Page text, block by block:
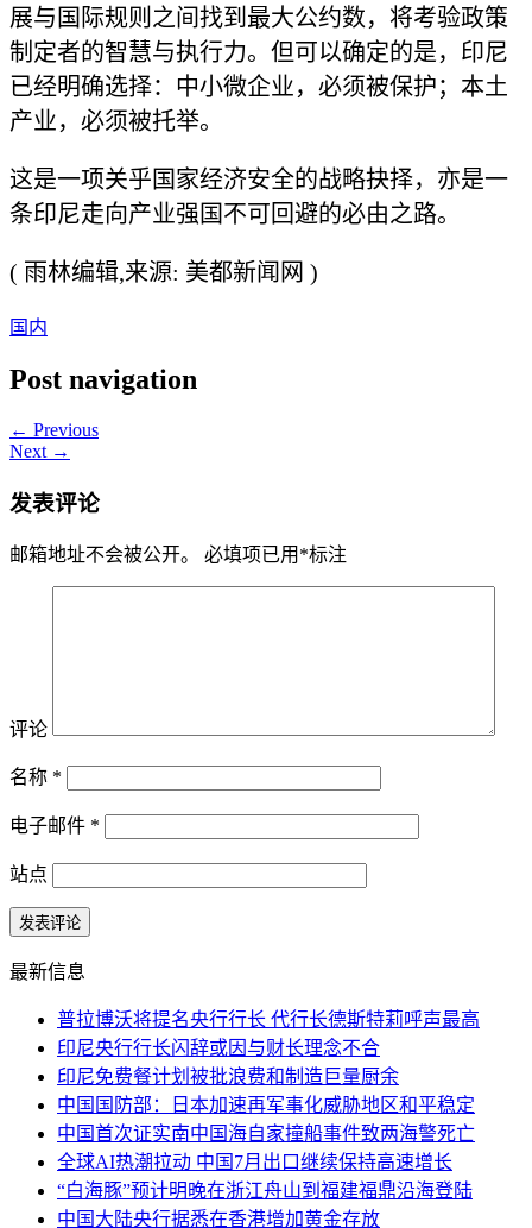
展与国际规则之间找到最大公约数，将考验政策
制定者的智慧与执行力。但可以确定的是，印尼
已经明确选择：中小微企业，必须被保护；本土
产业，必须被托举。
这是一项关乎国家经济安全的战略抉择，亦是一
条印尼走向产业强国不可回避的必由之路。
( 雨林编辑,来源: 美都新闻网 )
国内
Post navigation
← Previous
Next →
发表评论
邮箱地址不会被公开。 必填项已用 *标注
评论
名称 *
电子邮件 *
站点
最新信息
普拉博沃将提名央行行长 代行长德斯特莉呼声最高
印尼央行行长闪辞或因与财长理念不合
印尼免费餐计划被批浪费和制造巨量厨余
中国国防部：日本加速再军事化威胁地区和平稳定
中国首次证实南中国海自家撞船事件致两海警死亡
全球AI热潮拉动 中国7月出口继续保持高速增长
“白海豚”预计明晚在浙江舟山到福建福鼎沿海登陆
中国大陆央行据悉在香港增加黄金存放